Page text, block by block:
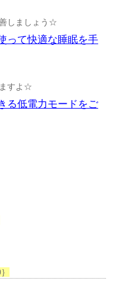
しましょう☆
って快適な睡眠を手
すよ☆
る低電力モードをご